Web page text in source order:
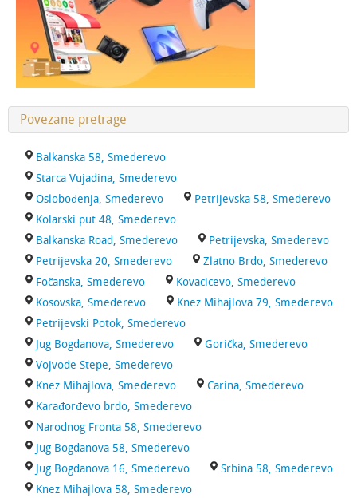
Povezane pretrage
Balkanska 58, Smederevo
Starca Vujadina, Smederevo
Oslobođenja, Smederevo
Petrijevska 58, Smederevo
Kolarski put 48, Smederevo
Balkanska Road, Smederevo
Petrijevska, Smederevo
Petrijevska 20, Smederevo
Zlatno Brdo, Smederevo
Fočanska, Smederevo
Kovacicevo, Smederevo
Kosovska, Smederevo
Knez Mihajlova 79, Smederevo
Petrijevski Potok, Smederevo
Jug Bogdanova, Smederevo
Gorička, Smederevo
Vojvode Stepe, Smederevo
Knez Mihajlova, Smederevo
Carina, Smederevo
Karađorđevo brdo, Smederevo
Narodnog Fronta 58, Smederevo
Jug Bogdanova 58, Smederevo
Jug Bogdanova 16, Smederevo
Srbina 58, Smederevo
Knez Mihajlova 58, Smederevo